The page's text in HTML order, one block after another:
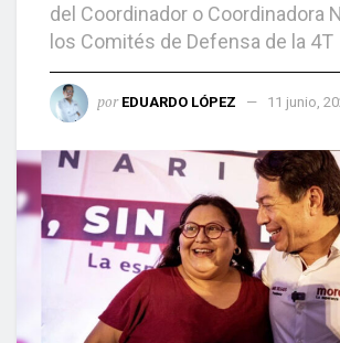
del Coordinador o Coordinadora
los Comités de Defensa de la 4T
por EDUARDO LÓPEZ 11 junio,